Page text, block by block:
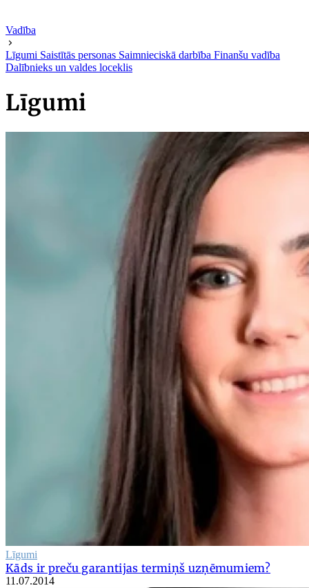
Vadība
Līgumi Saistītās personas Saimnieciskā darbība Finanšu vadība
Dalībnieks un valdes loceklis
Līgumi
Līgumi
Kāds ir preču garantijas termiņš uzņēmumiem?
11.07.2014